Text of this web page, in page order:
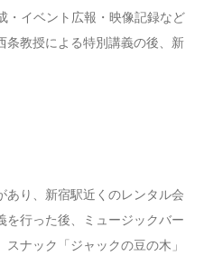
・イベント広報・映像記録など
条教授による特別講義の後、新
り、新宿駅近くのレンタル会
を行った後、ミュージックバー
スナック「ジャックの豆の木」